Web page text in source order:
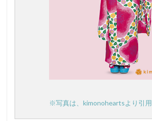
※写真は、kimonoheartsより引用